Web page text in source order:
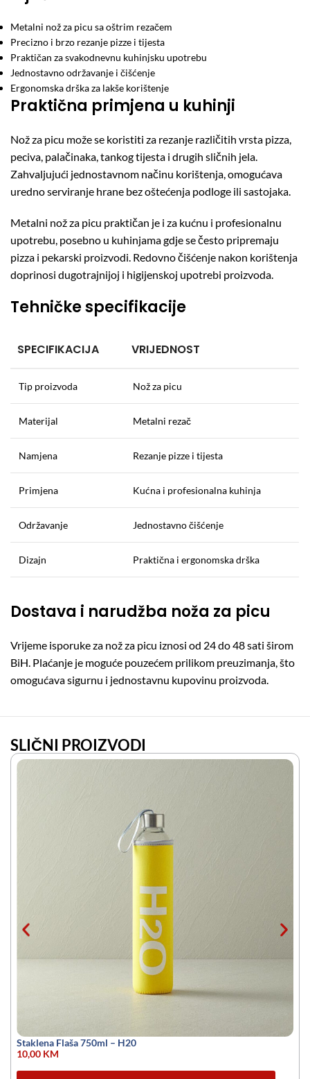
Metalni nož za picu sa oštrim rezačem
Precizno i brzo rezanje pizze i tijesta
Praktičan za svakodnevnu kuhinjsku upotrebu
Jednostavno održavanje i čišćenje
Ergonomska drška za lakše korištenje
Praktična primjena u kuhinji
Nož za picu može se koristiti za rezanje različitih vrsta pizza,
peciva, palačinaka, tankog tijesta i drugih sličnih jela.
Zahvaljujući jednostavnom načinu korištenja, omogućava
uredno serviranje hrane bez oštećenja podloge ili sastojaka.
Metalni nož za picu praktičan je i za kućnu i profesionalnu
upotrebu, posebno u kuhinjama gdje se često pripremaju
pizza i pekarski proizvodi. Redovno čišćenje nakon korištenja
doprinosi dugotrajnijoj i higijenskoj upotrebi proizvoda.
Tehničke specifikacije
SPECIFIKACIJA VRIJEDNOST
Tip proizvoda Nož za picu
Materijal Metalni rezač
Namjena Rezanje pizze i tijesta
Primjena Kućna i profesionalna kuhinja
Održavanje Jednostavno čišćenje
Dizajn Praktična i ergonomska drška
Dostava i narudžba noža za picu
Vrijeme isporuke za nož za picu iznosi od 24 do 48 sati širom
BiH. Plaćanje je moguće pouzećem prilikom preuzimanja, što
omogućava sigurnu i jednostavnu kupovinu proizvoda.
SLIČNI PROIZVODI
Staklena Flaša 750ml – H20
10,00 KM